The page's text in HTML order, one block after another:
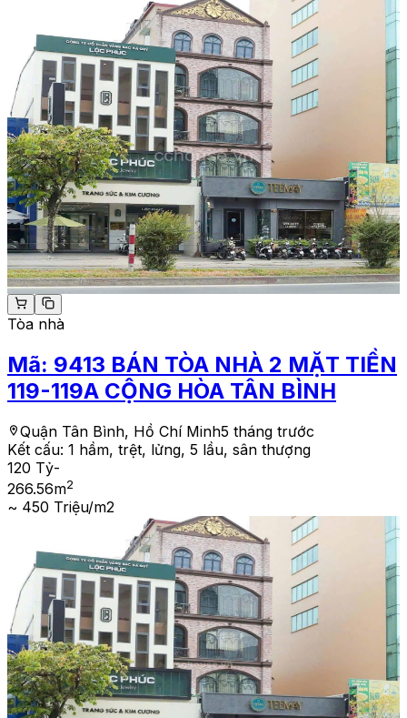
Tòa nhà
Mã: 9413 BÁN TÒA NHÀ 2 MẶT TIỀN
119-119A CỘNG HÒA TÂN BÌNH
Quận Tân Bình, Hồ Chí Minh5 tháng trước
Kết cấu: 1 hầm, trệt, lửng, 5 lầu, sân thượng
120 Tỷ-
266.56m2
~ 450 Triệu/m2